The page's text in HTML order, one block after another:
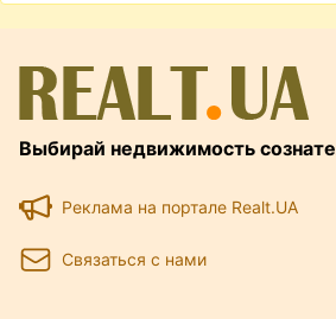
Выбирай недвижимость
Реклама на портале Realt.UA
Связаться с нами